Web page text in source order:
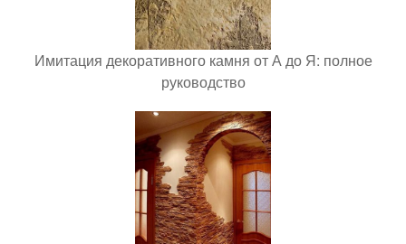
Имитация декоративного камня от А до Я: полное
руководство